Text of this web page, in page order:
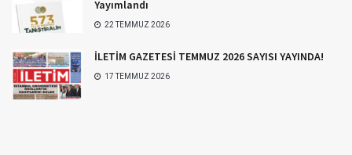
Yayımlandı
22 TEMMUZ 2026
İLETİM GAZETESİ TEMMUZ 2026 SAYISI YAYINDA!
17 TEMMUZ 2026